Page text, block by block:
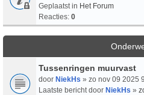
Geplaatst in Het Forum
Reacties: 0
Tussenringen muurvast
door NiekHs » zo nov 09 2025
Laatste bericht door NiekHs »